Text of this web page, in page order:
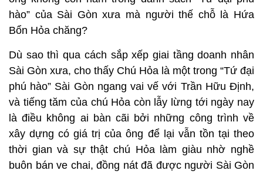
hào” của Sài Gòn xưa mà người thế chỗ là Hứa
Bổn Hỏa chăng?
Dù sao thì qua cách sắp xếp giai tầng doanh nhân
Sài Gòn xưa, cho thấy Chú Hỏa là một trong “Tứ đại
phú hào” Sài Gòn ngang vai vế với Trần Hữu Định,
và tiếng tăm của chú Hỏa còn lẫy lừng tới ngày nay
là điều không ai bàn cãi bởi những công trình về
xây dựng có giá trị của ông để lại vẫn tồn tại theo
thời gian và sự thật chú Hỏa làm giàu nhờ nghề
buôn bán ve chai, đồng nát đã được người Sài Gòn